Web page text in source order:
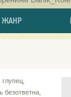
ЖАНР
, глупец,
безответна,